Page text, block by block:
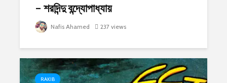
– শরদিন্দু বন্দ্যোপাধ্যায়
Nafis Ahamed 237 views
RAKIB